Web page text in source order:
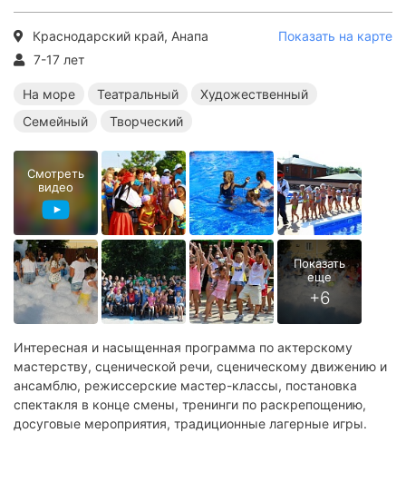
Краснодарский край, Анапа
Показать на карте
7-17 лет
На море Театральный
Художественный
Семейный
Творческий
Интересная и насыщенная программа по актерскому
мастерству, сценической речи, сценическому движению и
ансамблю, режиссерские мастер-классы, постановка
спектакля в конце смены, тренинги по раскрепощению,
досуговые мероприятия, традиционные лагерные игры.
Смотреть
видео
Творческие лагеря в Краснодарском крае
Лагеря с бассейном в Краснодарском крае
Театральные лагеря в Анапе
Художественные лагеря в Анапе
Творческие лагеря в Анапе Лагеря с бассейном в Анапе
Театральные лагеря на море
Художественные лагеря на море Семейные лагеря на море
Творческие лагеря на море Лагеря с бассейном на море
Летние лагеря в Краснодарском крае
Летние лагеря в Анапе Летние лагеря на море
Летние театральные лагеря
Летние художественные лагеря Летние семейные лагеря
Летние творческие лагеря Летние лагеря с бассейном